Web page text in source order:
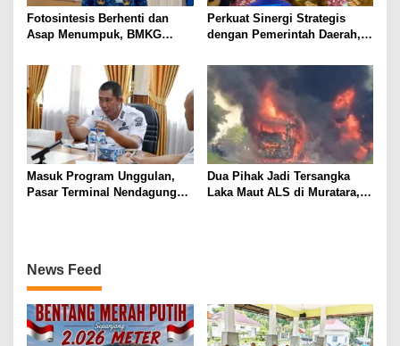
Fotosintesis Berhenti dan
Asap Menumpuk, BMKG
Udara Malam Hari
Perkuat Sinergi Strategis
dengan Pemerintah Daerah,
Akselerasi Perekonomian
Kabupaten Lahat
Masuk Program Unggulan,
Pasar Terminal Nendagung
Dua Pihak Jadi Tersangka
Laka Maut ALS di Muratara,
News Feed